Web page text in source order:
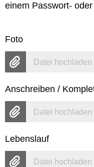
einem Passwort-
Foto
Datei hochladen
Anschreiben /
Datei hochladen
Lebenslauf
Datei hochladen